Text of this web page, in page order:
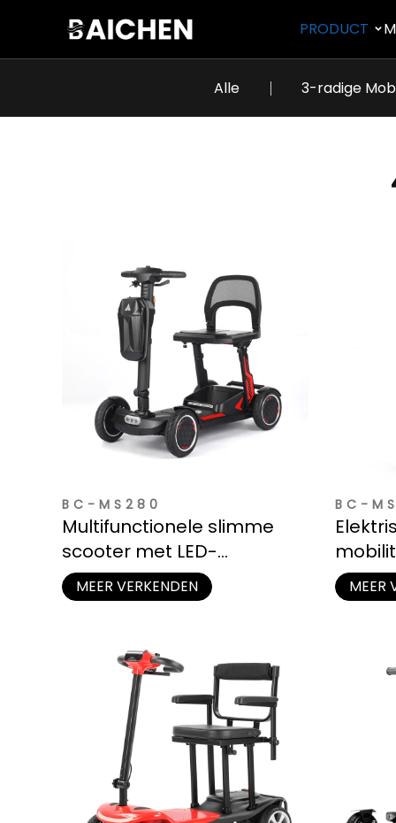
PRODUCT
Alle 3-radige
BC-MS280
Multifunctionele slimme
scooter met LED-
verlichting en
opbergmand
MEER VERKENDEN
BC-
MEER